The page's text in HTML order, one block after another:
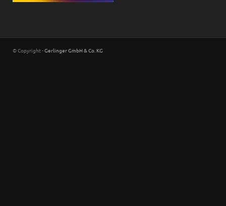
© Copyright -Gerlinger GmbH & Co. KG